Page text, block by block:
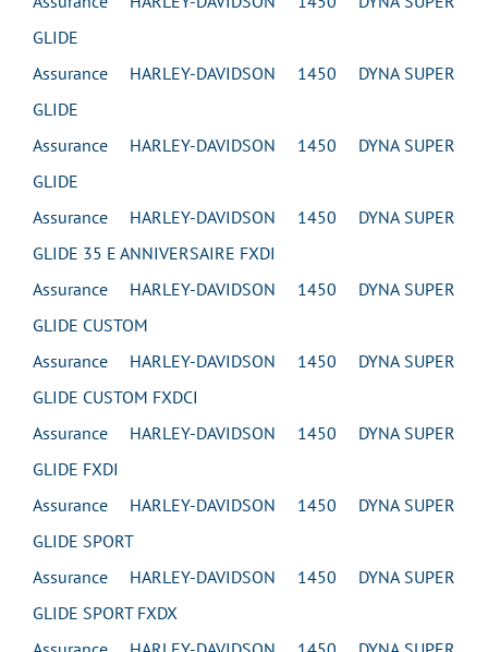
GLIDE
Assurance HARLEY-DAVIDSON 1450 DYNA SUPER
GLIDE
Assurance HARLEY-DAVIDSON 1450 DYNA SUPER
GLIDE
Assurance HARLEY-DAVIDSON 1450 DYNA SUPER
GLIDE 35 E ANNIVERSAIRE FXDI
Assurance HARLEY-DAVIDSON 1450 DYNA SUPER
GLIDE CUSTOM
Assurance HARLEY-DAVIDSON 1450 DYNA SUPER
GLIDE CUSTOM FXDCI
Assurance HARLEY-DAVIDSON 1450 DYNA SUPER
GLIDE FXDI
Assurance HARLEY-DAVIDSON 1450 DYNA SUPER
GLIDE SPORT
Assurance HARLEY-DAVIDSON 1450 DYNA SUPER
GLIDE SPORT FXDX